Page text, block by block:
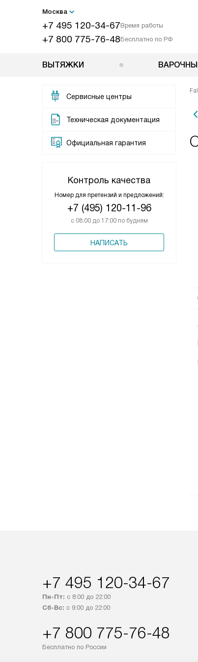
Москва
+7 495 120-34-67Время работы
+7 800 775-76-48Бесплатно по РФ
ВЫТЯЖКИ
Сервисные центры
Техническая документация
Официальная гарантия
Контроль качества
Номер для претензий и предложений:
+7 (495) 120-11-96
с 08:00 до 17:00 по будням
НАПИСАТЬ
+7 495 120-34-67
Пн-Пт: с 8:00 до 22:00
Сб-Вс: с 9:00 до 22:00
+7 800 775-76-48
Бесплатно по России